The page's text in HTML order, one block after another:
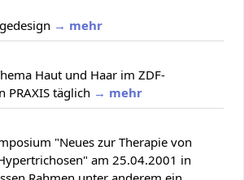
→ mehr
Haut und Haar im ZDF-
PRAXIS täglich → mehr
"Neues zur Therapie von
am 25.04.2001 in